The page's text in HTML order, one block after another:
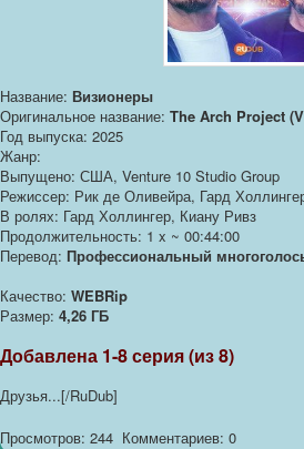
Название: Визионеры
Оригинальное название: The Arch Project
Год выпуска: 2025
Жанр:
Выпущено: США, Venture 10 Studio Group
Режиссер: Рик де Оливейра, Гард
В ролях: Гард Холлингер, Киану Ривз
Продолжительность: 1 x ~ 00:44:00
Перевод: Профессиональный
Качество: WEBRip
Размер: 4,26 ГБ
Добавлена 1-8 серия (из 8)
Друзья...[/RuDub]
Просмотров: 244 Комментариев: 0